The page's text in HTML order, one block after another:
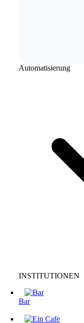
Automatisierung
INSTITUTIONEN
Bar